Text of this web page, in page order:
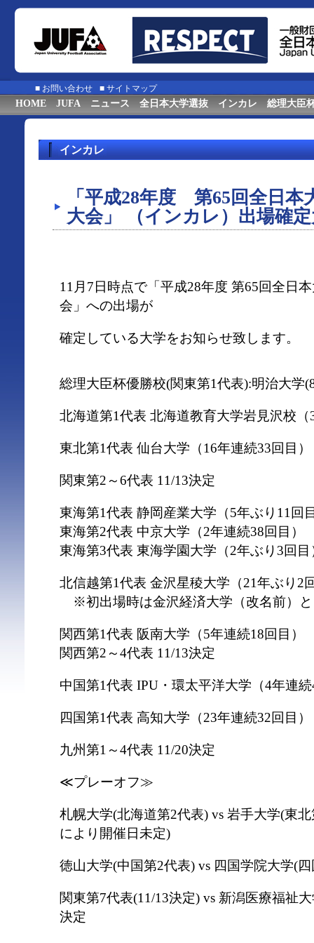
■ お問い合わせ ■ サイトマップ
HOME JUFA ニュース 全日本大学選抜 インカレ 総理大臣
インカレ
「平成28年度 第65回全日本
大会」 （インカレ）出場確
11月7日時点で「平成28年度 第65回全日
会」への出場が
確定している大学をお知らせ致します。
総理大臣杯優勝校(関東第1代表):明治大学
北海道第1代表 北海道教育大学岩見沢校（
東北第1代表 仙台大学（16年連続33回目）
関東第2～6代表 11/13決定
東海第1代表 静岡産業大学（5年ぶり11回
東海第2代表 中京大学（2年連続38回目）
東海第3代表 東海学園大学（2年ぶり3回目
北信越第1代表 金沢星稜大学（21年ぶり2
※初出場時は金沢経済大学（改名前）と
関西第1代表 阪南大学（5年連続18回目）
関西第2～4代表 11/13決定
中国第1代表 IPU・環太平洋大学（4年連
四国第1代表 高知大学（23年連続32回目）
九州第1～4代表 11/20決定
≪プレーオフ≫
札幌大学(北海道第2代表) vs 岩手大学(東
により開催日未定)
徳山大学(中国第2代表) vs 四国学院大学(
関東第7代表(11/13決定) vs 新潟医療福祉
決定